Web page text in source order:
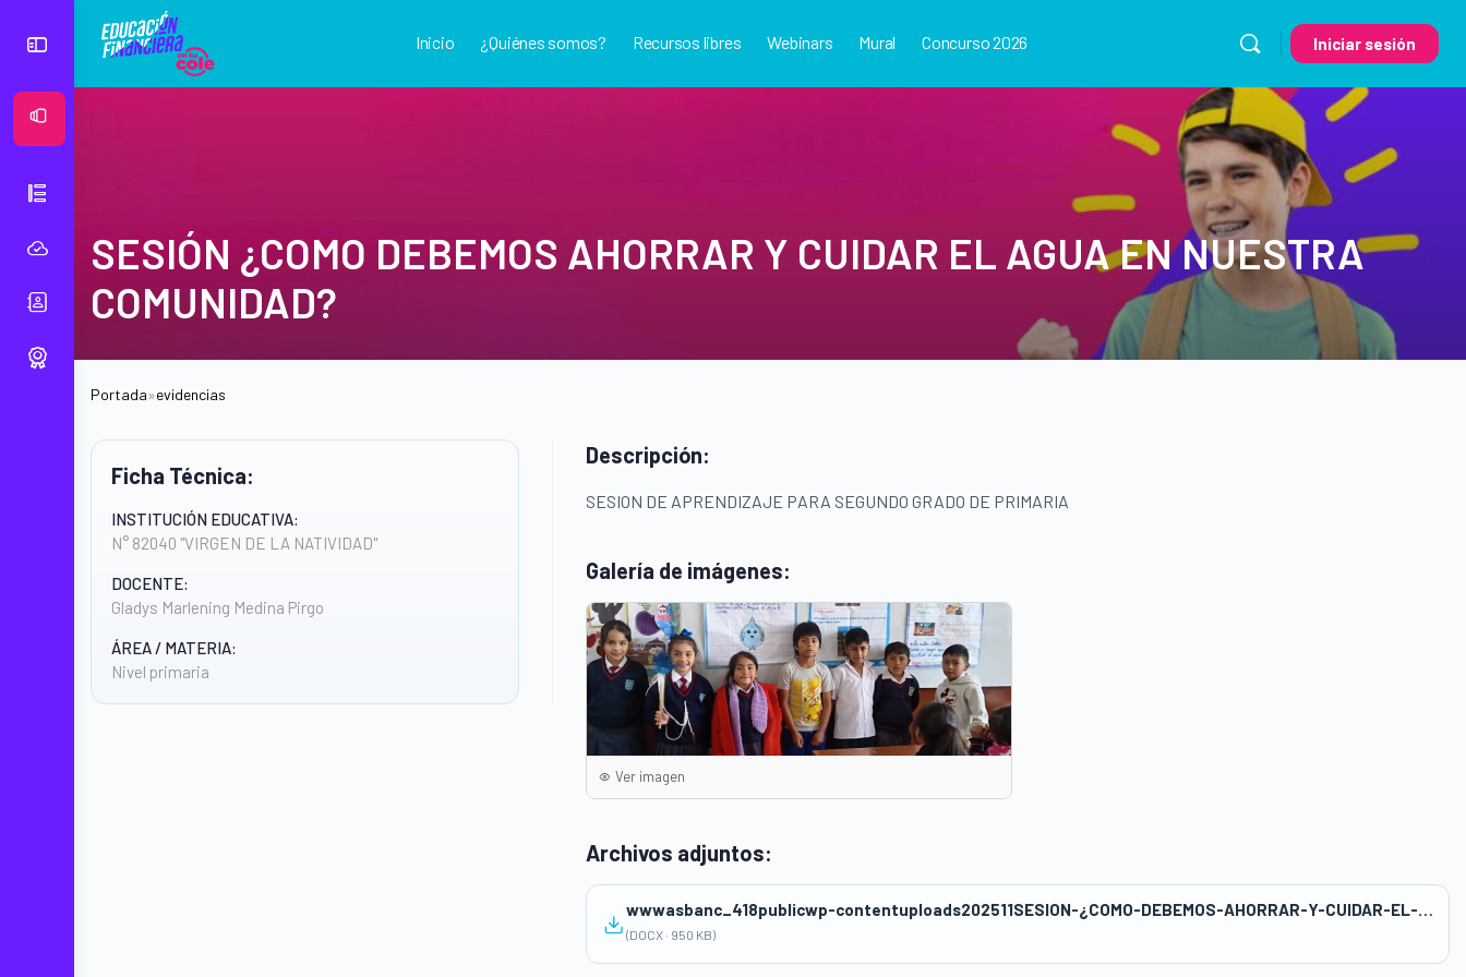
Inicio ¿Quiénes somos? Recursos libres Webinars Mural Concurso 2026 Iniciar sesión
SESIÓN ¿COMO DEBEMOS AHORRAR Y CUIDAR EL AGUA EN NUESTRA
COMUNIDAD?
Portada»evidencias
Ficha Técnica:
INSTITUCIÓN EDUCATIVA:
N° 82040 "VIRGEN DE LA NATIVIDAD"
DOCENTE:
Gladys Marlening Medina Pirgo
ÁREA / MATERIA:
Nivel primaria
Descripción:
SESION DE APRENDIZAJE PARA SEGUNDO GRADO DE PRIMARIA
Galería de imágenes:
Ver imagen
Archivos adjuntos:
wwwasbanc_418publicwp-contentuploads202511SESION-¿COMO-DEBEMOS-AHORRAR-Y-CUIDAR-EL-AGUA.docx
(DOCX · 950 KB)